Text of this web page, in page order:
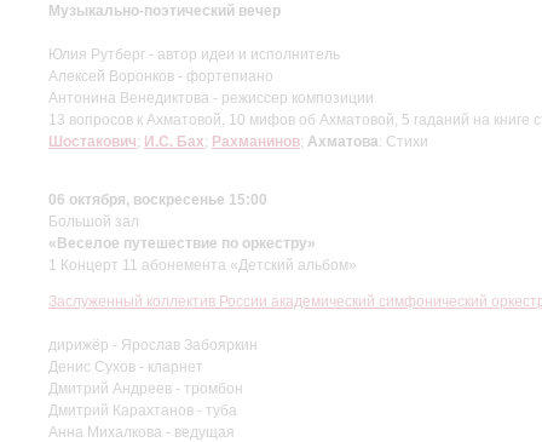
Музыкально-поэтический вечер
Юлия Рутберг - автор идеи и исполнитель
Алексей Воронков - фортепиано
Антонина Венедиктова - режиссер композиции
13 вопросов к Ахматовой, 10 мифов об Ахматовой, 5 гаданий на книге
Шостакович; И.С. Бах; Рахманинов; Ахматова: Стихи
06 октября, воскресенье 15:00
Большой зал
«Веселое путешествие по оркестру»
1 Концерт 11 абонемента «Детский альбом»
Заслуженный коллектив России академический симфонический
дирижёр - Ярослав Забояркин
Денис Сухов - кларнет
Дмитрий Андреев - тромбон
Дмитрий Карахтанов - туба
Анна Михалкова - ведущая